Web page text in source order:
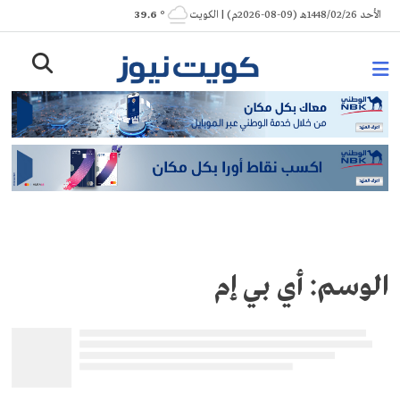
Skip
to
الأحد 1448/02/26هـ (09-08-2026م) | الكويت ° 39.6
الوسم:أي بي إم